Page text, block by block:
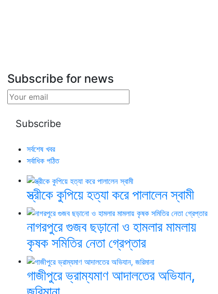
Subscribe for news
সর্বশেষ খবর
সর্বাধিক পঠিত
স্ত্রীকে কুপিয়ে হত্যা করে পালালেন স্বামী
নাগরপুরে গুজব ছড়ানো ও হামলার মামলায়
কৃষক সমিতির নেতা গ্রেপ্তার
গাজীপুরে ভ্রাম্যমাণ আদালতের অভিযান,